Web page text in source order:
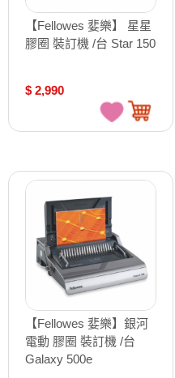
【Fellowes 婓樂】 星星
膠圈 裝訂機 /台 Star 150
$ 2,990
【Fellowes 婓樂】銀河
電動 膠圈 裝訂機 /台
Galaxy 500e